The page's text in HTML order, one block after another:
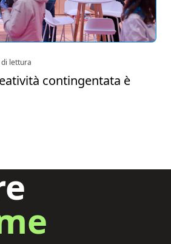
lettura
contingentata è